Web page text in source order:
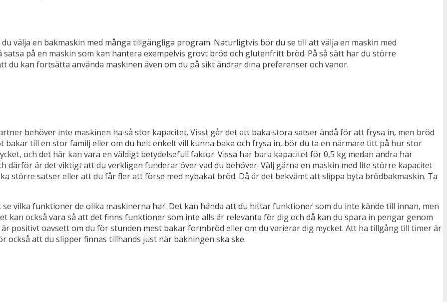
välja en bakmaskin med många tillgängliga program. Naturligtvis bör du se till att välja en maskin med
på en maskin som kan hantera exempelvis grovt bröd och glutenfritt bröd. På så sätt har du större
du kan fortsätta använda maskinen även om du på sikt ändrar dina preferenser och vanor.
behöver inte maskinen ha så stor kapacitet. Visst går det att baka stora satser ändå för att frysa in, men bröd
till en stor familj eller om du helt enkelt vill kunna baka och frysa in, bör du ta en närmare titt på hur stor
och det här kan vara en väldigt betydelsefull faktor. Vissa har bara kapacitet för 0,5 kg medan andra har
därför är det viktigt att du verkligen funderar över vad du behöver. Välj gärna en maskin med lite större kapacitet
större satser eller att du får fler att förse med nybakat bröd. Då är det bekvämt att slippa byta brödbakmaskin. Ta
vilka funktioner de olika maskinerna har. Det kan hända att du hittar funktioner som du inte kände till innan, men
kan också vara så att det finns funktioner som inte alls är relevanta för dig och då kan du spara in pengar genom
positivt oavsett om du för stunden mest bakar formbröd eller om du varierar dig mycket. Att ha tillgång till timer är
att du slipper finnas tillhands just när bakningen ska ske.